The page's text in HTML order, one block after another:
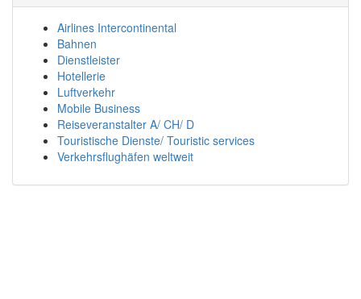
Airlines Intercontinental
Bahnen
Dienstleister
Hotellerie
Luftverkehr
Mobile Business
Reiseveranstalter A/ CH/ D
Touristische Dienste/ Touristic services
Verkehrsflughäfen weltweit